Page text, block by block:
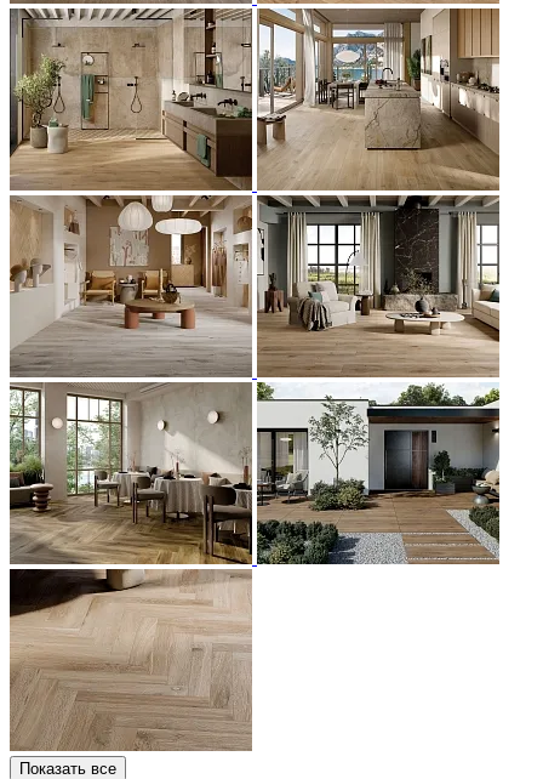
Показать все